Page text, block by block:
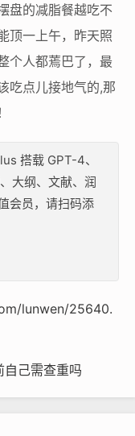
盘的减脂餐越吃不
顶一上午，昨天照
个人都蔫巴了，最
吃点儿接地气的,那
搭载 GPT-4、
大纲、文献、润
会员，请扫码添
lunwen/25640.
自己需查重吗